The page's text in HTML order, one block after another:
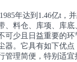
年达到1.46亿t，
料仓、库项、库
少且日益重要的环
。它具有如下优
理简便，特别适